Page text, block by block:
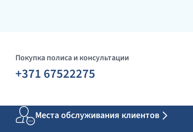
Покупка полиса и консультации
+371 67522275
Места обслуживания клиентов